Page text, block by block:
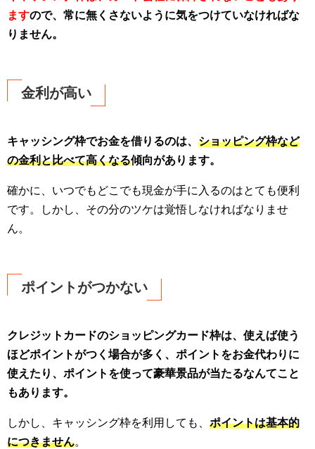
ますので、常に無くさないように気をつけていなければな
りません。
金利が高い
キャッシング枠でお金を借りるのは、 ショッピング枠など
の金利と比べて高くなる傾向があります。
確かに、いつでもどこでも現金が手に入るのはとても便利
です。しかし、その分のツケは覚悟しなければなりませ
ん。
ポイントがつかない
クレジットカードのショッピングカード枠は、使えば使う
ほどポイントがつく場合が多く、ポイントをお金代わりに
使えたり、ポイントを使って豪華景品が当たるなんてこと
もあります。
しかし、キャッシング枠を利用しても、 ポイントは基本的
につきません。